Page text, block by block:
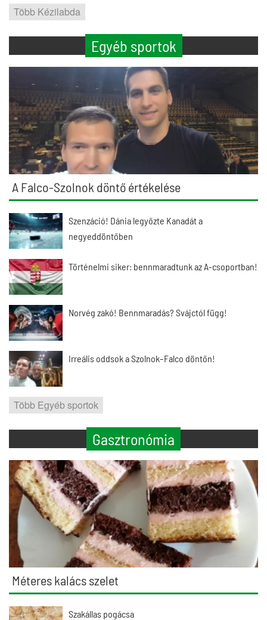
Több Kézilabda
Egyéb sportok
A Falco-Szolnok döntő értékelése
Szenzáció! Dánia legyőzte Kanadát a
negyeddöntőben
Történelmi siker: bennmaradtunk az A-csoportban!
Norvég zakó! Bennmaradás? Svájctól függ!
Irreális oddsok a Szolnok–Falco döntőn!
Több Egyéb sportok
Gasztronómia
Méteres kalács szelet
Szakállas pogácsa